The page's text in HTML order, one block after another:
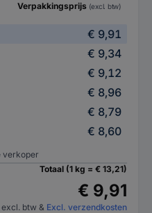
Verpakkingsprijs (excl. btw)
€ 9,91
€ 9,34
€ 9,12
€ 8,96
€ 8,79
€ 8,60
verkoper
Totaal (1 kg = € 13,21)
€ 9,91
excl. btw & Excl. verzendkosten